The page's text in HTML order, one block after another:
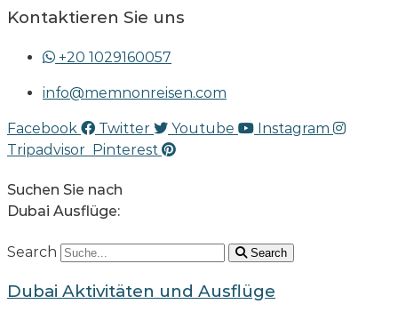
Kontaktieren Sie uns
+20 1029160057
info@memnonreisen.com
Facebook Twitter Youtube
Instagram
Tripadvisor Pinterest
Suchen Sie nach
Dubai Ausflüge:
Search Search
Dubai Aktivitäten und Ausflüge